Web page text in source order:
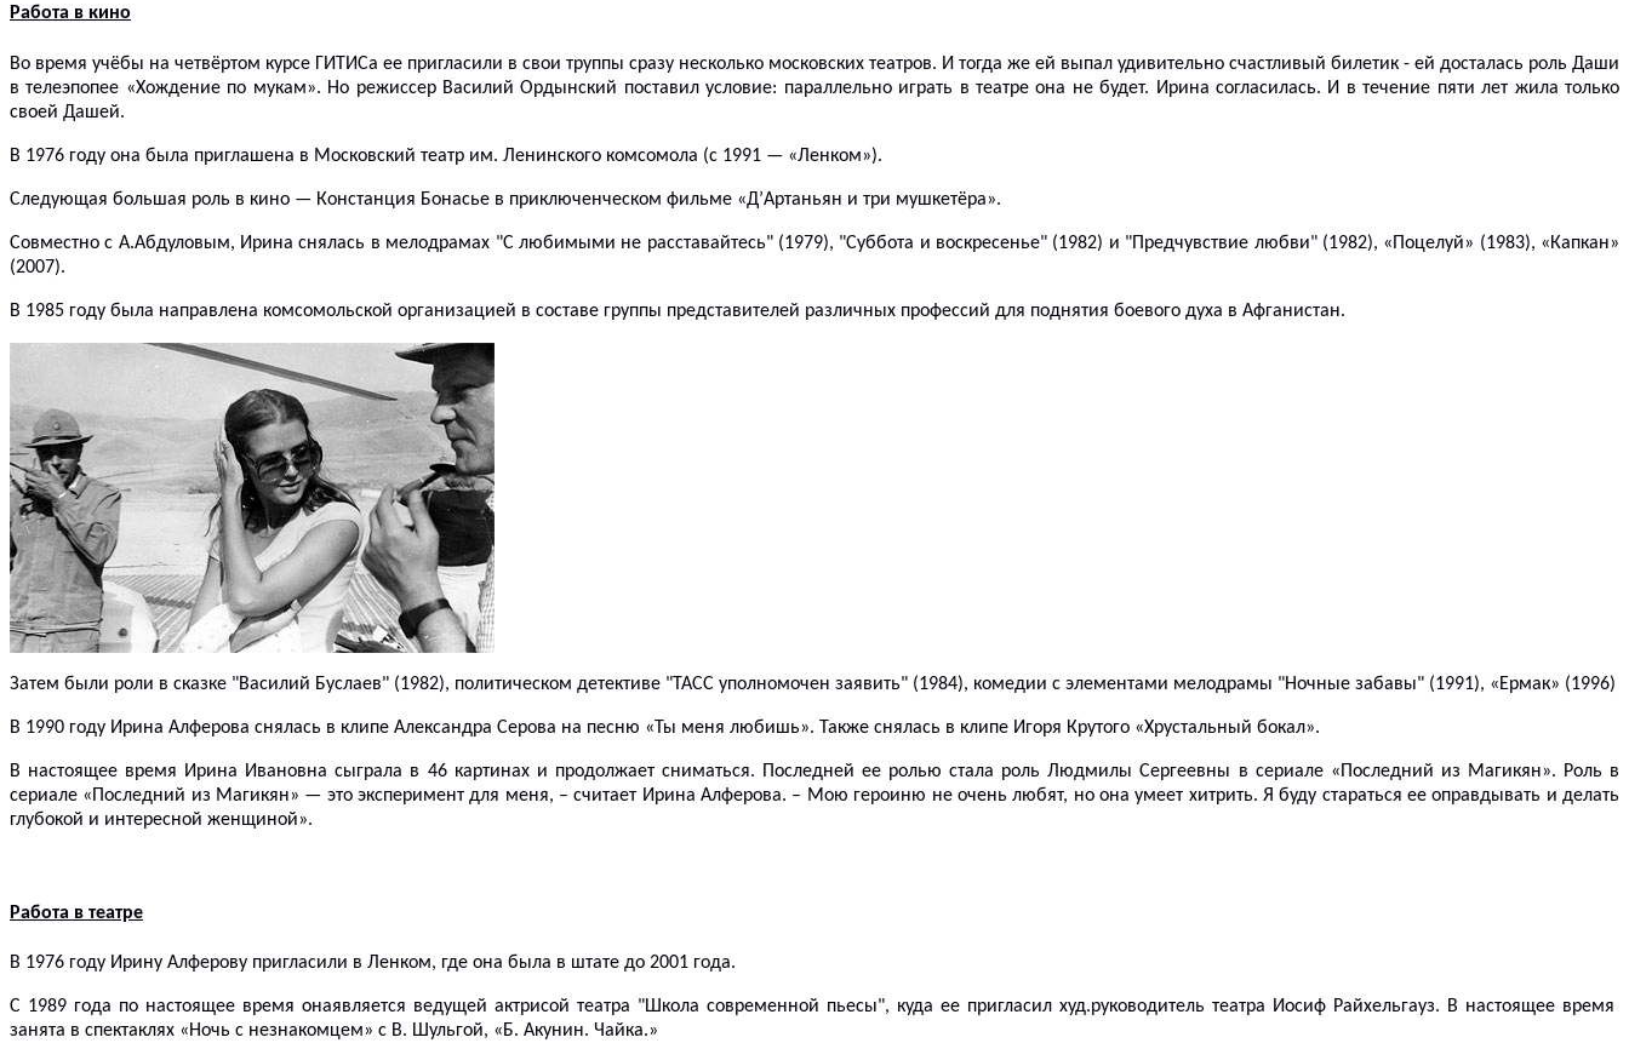
Работа в кино
Во время учёбы на четвёртом курсе ГИТИСа ее пригласили в свои труппы сразу несколько московских театров. И тогда же ей выпал удивительно счастливый билетик - ей досталась роль Даши
в телеэпопее «Хождение по мукам». Но режиссер Василий Ордынский поставил условие: параллельно играть в театре она не будет. Ирина согласилась. И в течение пяти лет жила только
своей Дашей.
В 1976 году она была приглашена в Московский театр им. Ленинского комсомола (с 1991 — «Ленком»).
Следующая большая роль в кино — Констанция Бонасье в приключенческом фильме «Д’Артаньян и три мушкетёра».
Совместно с А.Абдуловым, Ирина снялась в мелодрамах "С любимыми не расставайтесь" (1979), "Суббота и воскресенье" (1982) и "Предчувствие любви" (1982), «Поцелуй» (1983), «Капкан»
(2007).
В 1985 году была направлена комсомольской организацией в составе группы представителей различных профессий для поднятия боевого духа в Афганистан.
Затем были роли в сказке "Василий Буслаев" (1982), политическом детективе "ТАСС уполномочен заявить" (1984), комедии с элементами мелодрамы "Ночные забавы" (1991), «Ермак» (1996)
В 1990 году Ирина Алферова снялась в клипе Александра Серова на песню «Ты меня любишь». Также снялась в клипе Игоря Крутого «Хрустальный бокал».
В настоящее время Ирина Ивановна сыграла в 46картинах и продолжает сниматься. Последней ее ролью стала роль Людмилы Сергеевны в сериале «Последний из Магикян». Роль в
сериале «Последний из Магикян» — это эксперимент для меня, – считает Ирина Алферова. – Мою героиню не очень любят, но она умеет хитрить. Я буду стараться ее оправдывать и делать
глубокой и интересной женщиной».
Работа в театре
В 1976 году Ирину Алферову пригласили в Ленком, где она была в штате до 2001 года.
С 1989 года по настоящее время онаявляется ведущей актрисой театра "Школа современной пьесы", куда ее пригласил худ.руководитель театра Иосиф Райхельгауз. В настоящее время
занята в спектаклях «Ночь с незнакомцем» с В. Шульгой, «Б. Акунин. Чайка.»